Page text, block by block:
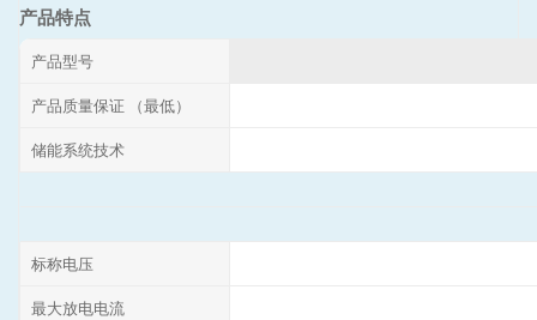
产品特点
产品型号
产品质量保证 （最低）
储能系统技术
标称电压
最大放电电流